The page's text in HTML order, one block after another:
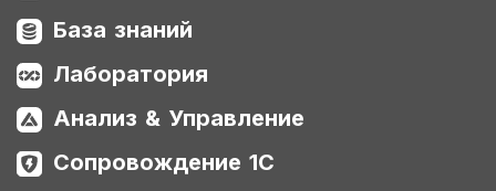
База знаний
Лаборатория
Анализ & Управление
Сопровождение 1С